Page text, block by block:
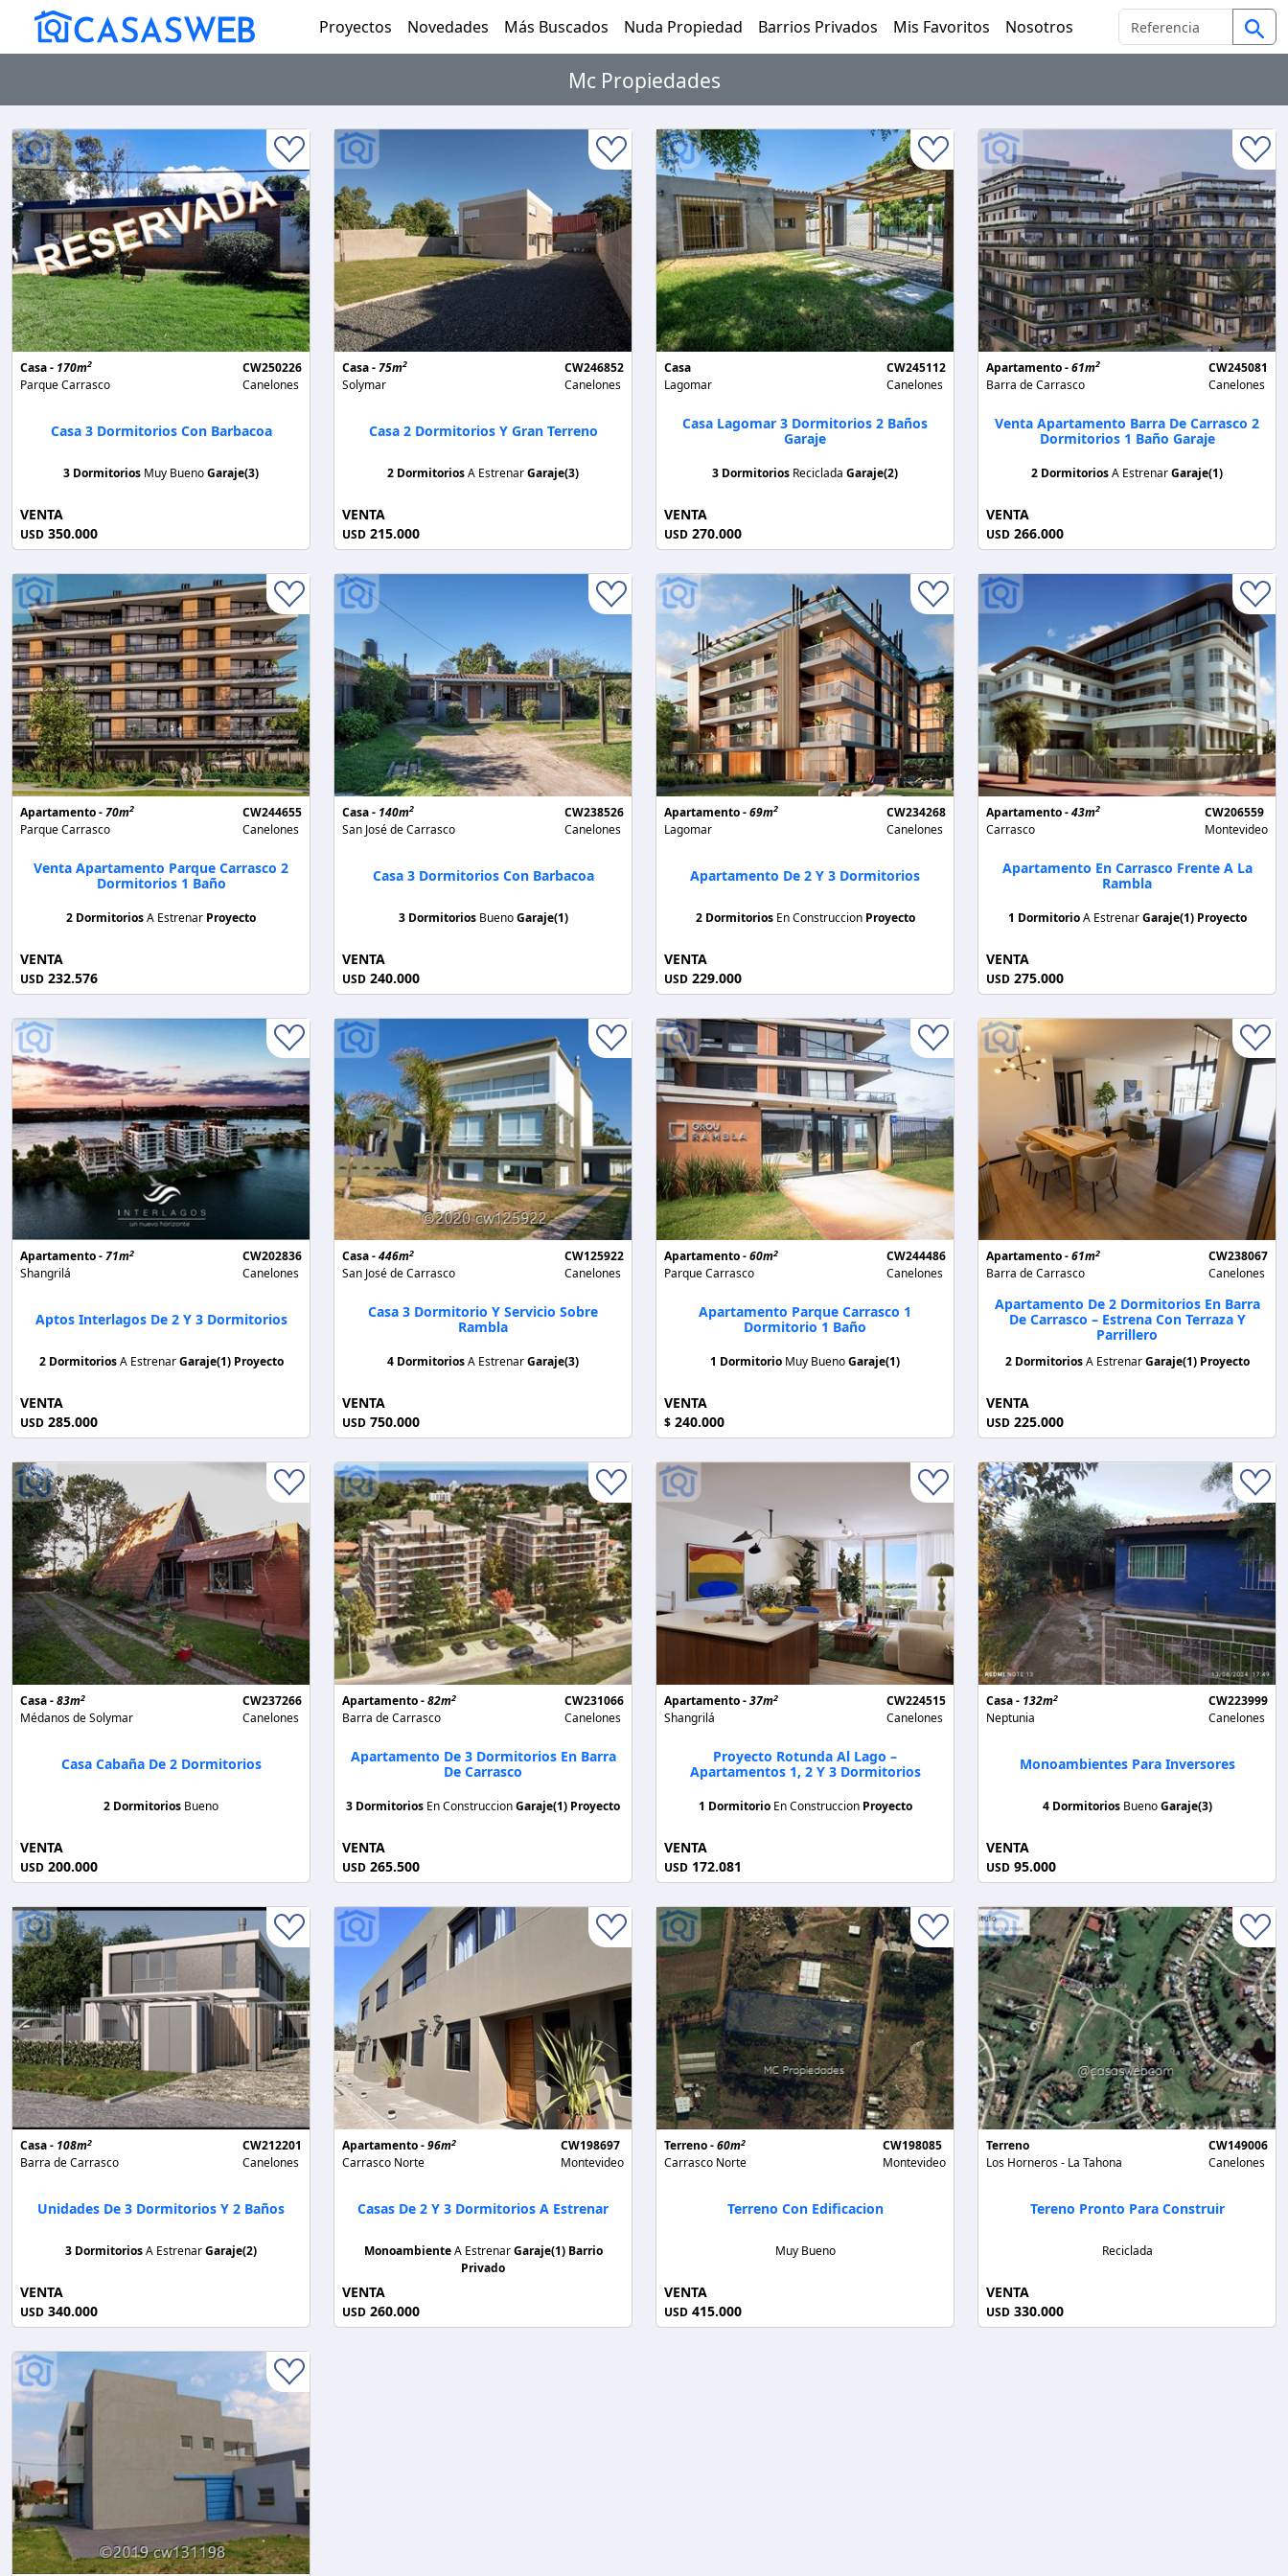
Proyectos Novedades Más Buscados Nuda Propiedad Barrios Privados Mis Favoritos Nosotros
Mc Propiedades
Casa - 170m2
Parque Carrasco
CW250226
Canelones
Casa 3 Dormitorios Con Barbacoa
3 Dormitorios Muy BuenoGaraje(3)
VENTA
USD 350.000
Casa -75m2
Solymar
CW246852
Canelones
Casa 2 Dormitorios Y Gran Terreno
2 DormitoriosA EstrenarGaraje(3)
VENTA
USD 215.000
Casa
Lagomar
CW245112
Canelones
Casa Lagomar 3 Dormitorios 2 Baños
Garaje
3 Dormitorios Reciclada Garaje(2)
VENTA
USD 270.000
Apartamento -61m2
Barra de Carrasco
CW245081
Canelones
Venta Apartamento Barra De Carrasco 2
Dormitorios 1 Baño Garaje
2 DormitoriosA EstrenarGaraje(1)
VENTA
USD 266.000
Apartamento -70m2
Parque Carrasco
CW244655
Canelones
Venta Apartamento Parque Carrasco 2
Dormitorios 1 Baño
2 DormitoriosA Estrenar Proyecto
VENTA
USD 232.576
Casa - 140m2
San José de Carrasco
CW238526
Canelones
Casa 3 Dormitorios Con Barbacoa
3 Dormitorios BuenoGaraje(1)
VENTA
USD 240.000
Apartamento -69m2
Lagomar
CW234268
Canelones
Apartamento De 2 Y 3 Dormitorios
2 Dormitorios En Construccion Proyecto
VENTA
USD 229.000
Apartamento -43m2
Carrasco
CW206559
Montevideo
Apartamento En Carrasco Frente A La
Rambla
1 DormitorioA EstrenarGaraje(1) Proyecto
VENTA
USD 275.000
Apartamento -71m2
Shangrilá
CW202836
Canelones
Aptos Interlagos De 2 Y 3 Dormitorios
2 DormitoriosA EstrenarGaraje(1) Proyecto
VENTA
USD 285.000
Casa -446m2
San José de Carrasco
CW125922
Canelones
Casa 3 Dormitorio Y Servicio Sobre
Rambla
4 DormitoriosA EstrenarGaraje(3)
VENTA
USD 750.000
Apartamento -60m2
Parque Carrasco
CW244486
Canelones
Apartamento Parque Carrasco 1
Dormitorio 1 Baño
1 Dormitorio Muy BuenoGaraje(1)
VENTA
$ 240.000
Apartamento -61m2
Barra de Carrasco
CW238067
Canelones
Apartamento De 2 Dormitorios En Barra
De Carrasco – Estrena Con Terraza Y
Parrillero
2 DormitoriosA EstrenarGaraje(1) Proyecto
VENTA
USD 225.000
Casa -83m2
Médanos de Solymar
CW237266
Canelones
Casa Cabaña De 2 Dormitorios
2 Dormitorios Bueno
VENTA
USD 200.000
Apartamento -82m2
Barra de Carrasco
CW231066
Canelones
Apartamento De 3 Dormitorios En Barra
De Carrasco
3 Dormitorios En ConstruccionGaraje(1) Proyecto
VENTA
USD 265.500
Apartamento -37m2
Shangrilá
CW224515
Canelones
Proyecto Rotunda Al Lago –
Apartamentos 1, 2 Y 3 Dormitorios
1 Dormitorio En Construccion Proyecto
VENTA
USD 172.081
Casa - 132m2
Neptunia
CW223999
Canelones
Monoambientes Para Inversores
4 Dormitorios BuenoGaraje(3)
VENTA
USD 95.000
Casa - 108m2
Barra de Carrasco
CW212201
Canelones
Unidades De 3 Dormitorios Y 2 Baños
3 DormitoriosA EstrenarGaraje(2)
VENTA
USD 340.000
Apartamento -96m2
Carrasco Norte
CW198697
Montevideo
Casas De 2 Y 3 Dormitorios A Estrenar
MonoambienteA EstrenarGaraje(1) Barrio
Privado
VENTA
USD 260.000
Terreno -60m2
Carrasco Norte
CW198085
Montevideo
Terreno Con Edificacion
Muy Bueno
VENTA
USD 415.000
Terreno
Los Horneros - La Tahona
CW149006
Canelones
Tereno Pronto Para Construir
Reciclada
VENTA
USD 330.000